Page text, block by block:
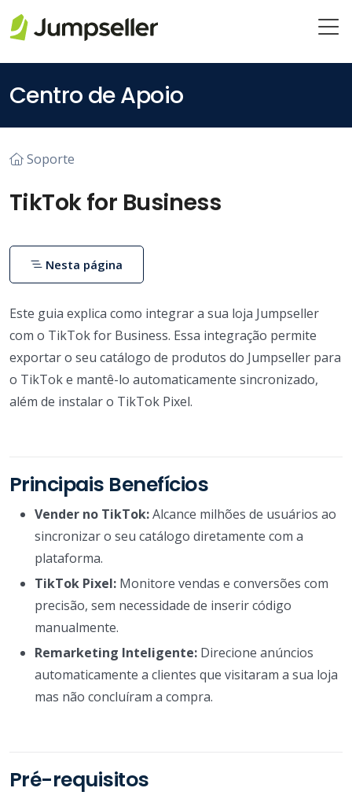
Centro de Apoio
Soporte
TikTok for Business
Este guia explica como integrar a sua loja Jumpseller
com o TikTok for Business. Essa integração permite
exportar o seu catálogo de produtos do Jumpseller para
o TikTok e mantê-lo automaticamente sincronizado,
além de instalar o TikTok Pixel.
Principais Benefícios
Vender no TikTok:Alcance milhões de usuários ao
sincronizar o seu catálogo diretamente com a
plataforma.
TikTok Pixel: Monitore vendas e conversões com
precisão, sem necessidade de inserir código
manualmente.
Remarketing Inteligente: Direcione anúncios
automaticamente a clientes que visitaram a sua loja
mas não concluíram a compra.
Pré-requisitos
Nesta página